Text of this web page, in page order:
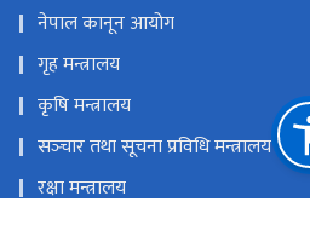
नेपाल कानून आयोग
गृह मन्त्रालय
कृषि मन्त्रालय
सञ्‍चार तथा सूचना प्रविधि मन्त्रालय
रक्षा मन्त्रालय